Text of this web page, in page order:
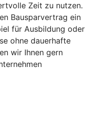
Zeit zu nutzen.
Bausparvertrag ein
für Ausbildung oder
ohne dauerhafte
wir Ihnen gern